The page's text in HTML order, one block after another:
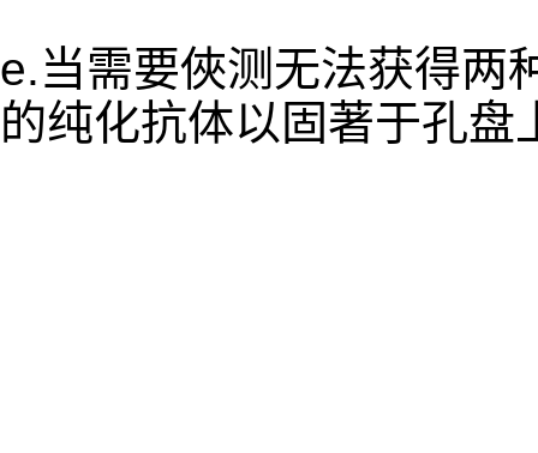
e.当需要俠测无法获得两
的纯化抗体以固著于孔